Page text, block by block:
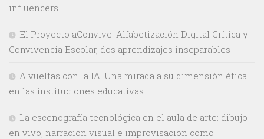
influencers
El Proyecto aConvive: Alfabetización Digital Crítica y
Convivencia Escolar, dos aprendizajes inseparables
A vueltas con la IA. Una mirada a su dimensión ética
en las instituciones educativas
La escenografía tecnológica en el aula de arte: dibujo
en vivo, narración visual e improvisación como